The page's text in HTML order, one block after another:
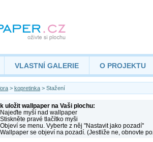
VLASTNÍ GALERIE O PROJEKTU
> kopretinka > Stažení
uložit wallpaper na Vaši plochu:
myší nad wallpaper
pravé tlačítko myši
se menu. Vyberte z něj "Nastavit jako pozadí"
se objeví na pozadí. (Jestliže ne, obnovte